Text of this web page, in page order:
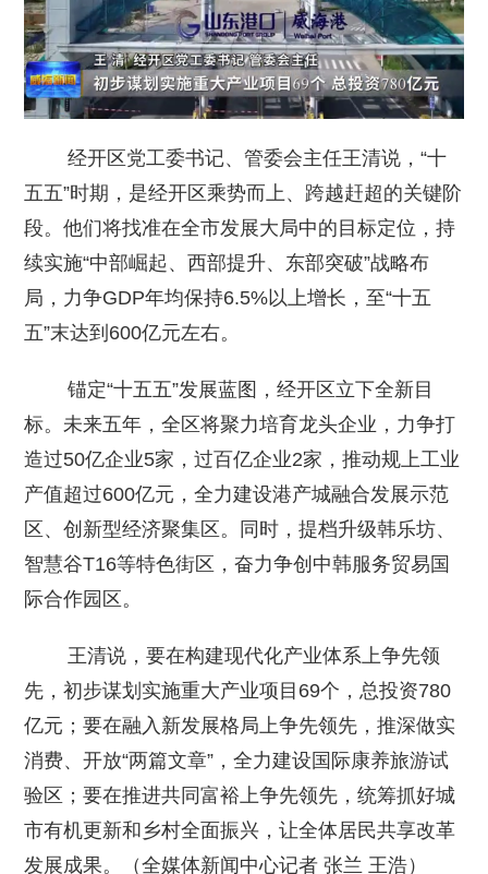
经开区党工委书记、管委会主任王清说，“十
五五”时期，是经开区乘势而上、跨越赶超的关键阶
段。他们将找准在全市发展大局中的目标定位，持
续实施“中部崛起、西部提升、东部突破”战略布
局，力争GDP年均保持6.5%以上增长，至“十五
五”末达到600亿元左右。
锚定“十五五”发展蓝图，经开区立下全新目
标。未来五年，全区将聚力培育龙头企业，力争打
造过50亿企业5家，过百亿企业2家，推动规上工业
产值超过600亿元，全力建设港产城融合发展示范
区、创新型经济聚集区。同时，提档升级韩乐坊、
智慧谷T16等特色街区，奋力争创中韩服务贸易国
际合作园区。
王清说，要在构建现代化产业体系上争先领
先，初步谋划实施重大产业项目69个，总投资780
亿元；要在融入新发展格局上争先领先，推深做实
消费、开放“两篇文章”，全力建设国际康养旅游试
验区；要在推进共同富裕上争先领先，统筹抓好城
市有机更新和乡村全面振兴，让全体居民共享改革
发展成果。（全媒体新闻中心记者 张兰 王浩）